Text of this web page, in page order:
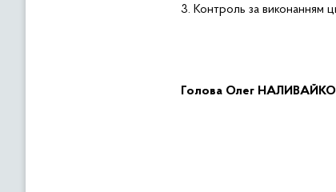
3. Контроль за виконанням
Голова Олег НАЛИВАЙКО